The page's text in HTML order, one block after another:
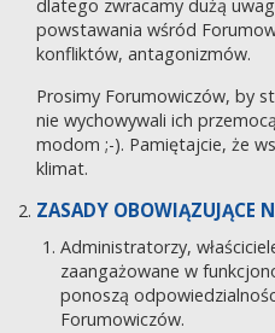
dlatego zwracamy dużą
powstawania wśród
konfliktów, antagonizmów.
Prosimy Forumowiczów, by
nie wychowywali ich
modom ;-). Pamiętajcie, że
klimat.
ZASADY OBOWIĄZUJĄCE
Administratorzy,
zaangażowane w
ponoszą
Forumowiczów.